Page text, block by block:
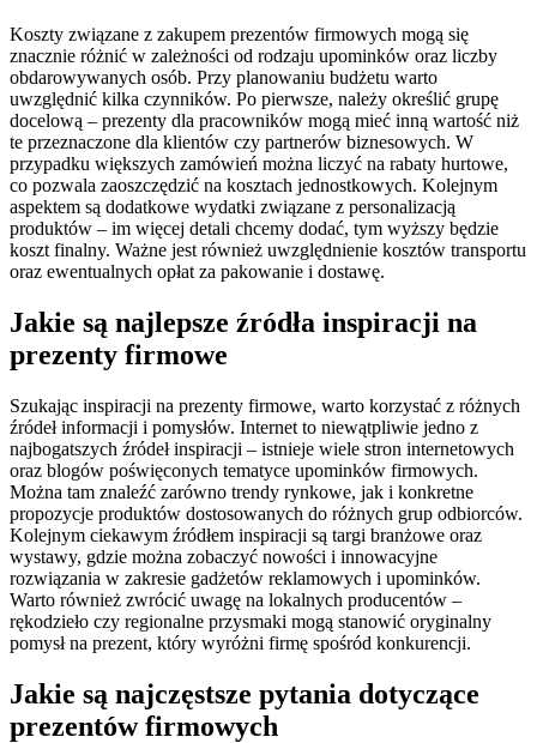
Koszty związane z zakupem prezentów firmowych mogą się
znacznie różnić w zależności od rodzaju upominków oraz liczby
obdarowywanych osób. Przy planowaniu budżetu warto
uwzględnić kilka czynników. Po pierwsze, należy określić grupę
docelową – prezenty dla pracowników mogą mieć inną wartość niż
te przeznaczone dla klientów czy partnerów biznesowych. W
przypadku większych zamówień można liczyć na rabaty hurtowe,
co pozwala zaoszczędzić na kosztach jednostkowych. Kolejnym
aspektem są dodatkowe wydatki związane z personalizacją
produktów – im więcej detali chcemy dodać, tym wyższy będzie
koszt finalny. Ważne jest również uwzględnienie kosztów transportu
oraz ewentualnych opłat za pakowanie i dostawę.
Jakie są najlepsze źródła inspiracji na
prezenty firmowe
Szukając inspiracji na prezenty firmowe, warto korzystać z różnych
źródeł informacji i pomysłów. Internet to niewątpliwie jedno z
najbogatszych źródeł inspiracji – istnieje wiele stron internetowych
oraz blogów poświęconych tematyce upominków firmowych.
Można tam znaleźć zarówno trendy rynkowe, jak i konkretne
propozycje produktów dostosowanych do różnych grup odbiorców.
Kolejnym ciekawym źródłem inspiracji są targi branżowe oraz
wystawy, gdzie można zobaczyć nowości i innowacyjne
rozwiązania w zakresie gadżetów reklamowych i upominków.
Warto również zwrócić uwagę na lokalnych producentów –
rękodzieło czy regionalne przysmaki mogą stanowić oryginalny
pomysł na prezent, który wyróżni firmę spośród konkurencji.
Jakie są najczęstsze pytania dotyczące
prezentów firmowych